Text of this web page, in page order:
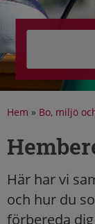
Hem » Bo, miljö
Här har vi
och hur du
förbereda